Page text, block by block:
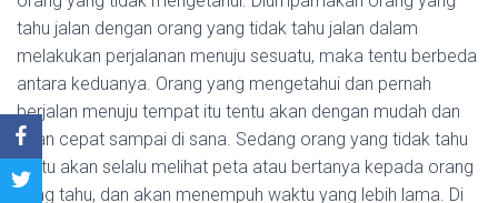
tahu jalan dengan orang yang tidak tahu jalan dalam
melakukan perjalanan menuju sesuatu, maka tentu berbeda
antara keduanya. Orang yang mengetahui dan pernah
berjalan menuju tempat itu tentu akan dengan mudah dan
akan cepat sampai di sana. Sedang orang yang tidak tahu
tentu akan selalu melihat peta atau bertanya kepada orang
yang tahu, dan akan menempuh waktu yang lebih lama. Di